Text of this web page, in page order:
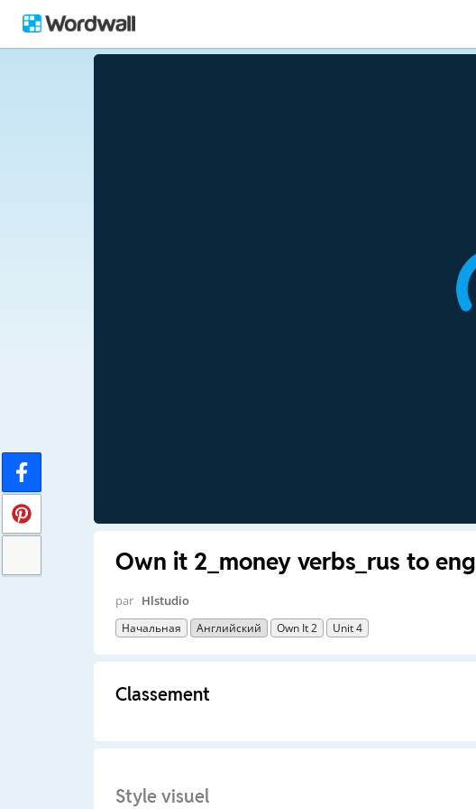
Own it 2_money verbs_rus to eng
par Hlstudio
Начальная Английский Own It 2 Unit 4
Classement
Style visuel